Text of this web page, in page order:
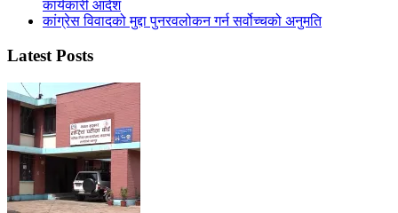
कार्यकारी आदेश
कांग्रेस विवादको मुद्दा पुनरवलोकन गर्न सर्वोच्चको अनुमति
Latest Posts